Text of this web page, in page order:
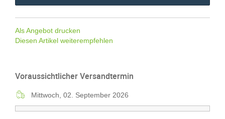
Als Angebot drucken
Diesen Artikel weiterempfehlen
Voraussichtlicher Versandtermin
Mittwoch, 02. September 2026